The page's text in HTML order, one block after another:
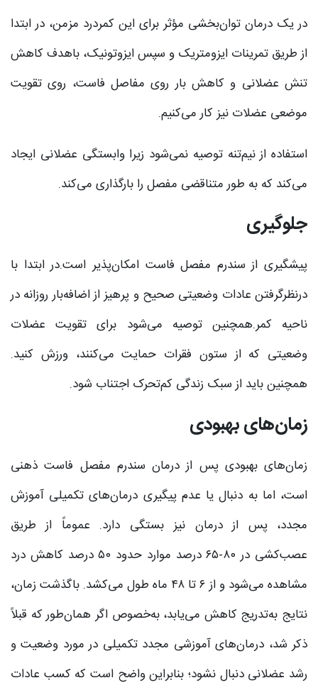
در یک درمان توان‌بخشی مؤثر برای این کمردرد مزمن، در ابتدا
از طریق تمرینات ایزومتریک و سپس ایزوتونیک، باهدف کاهش
تنش عضلانی و کاهش بار روی مفاصل فاست، روی تقویت
موضعی عضلات نیز کار می‌کنیم.
استفاده از نیم‌تنه توصیه نمی‌شود زیرا وابستگی عضلانی ایجاد
می‌کند که به طور متناقضی مفصل را بارگذاری می‌کند.
جلوگیری
پیشگیری از سندرم مفصل فاست امکان‌پذیر است.در ابتدا با
درنظرگرفتن عادات وضعیتی صحیح و پرهیز از اضافه‌بار روزانه در
ناحیه کمر.همچنین توصیه می‌شود برای تقویت عضلات
وضعیتی که از ستون فقرات حمایت می‌کنند، ورزش کنید.
همچنین باید از سبک زندگی کم‌تحرک اجتناب شود.
زمان‌های بهبودی
زمان‌های بهبودی پس از درمان سندرم مفصل فاست ذهنی
است، اما به دنبال یا عدم پیگیری درمان‌های تکمیلی آموزش
مجدد، پس از درمان نیز بستگی دارد. عموماً از طریق
عصب‌کشی در ۸۰-۶۵ درصد موارد حدود ۵۰ درصد کاهش درد
مشاهده می‌شود و از ۶ تا ۴۸ ماه طول می‌کشد. باگذشت زمان،
نتایج به‌تدریج کاهش می‌یابد، به‌خصوص اگر همان‌طور که قبلاً
ذکر شد، درمان‌های آموزشی مجدد تکمیلی در مورد وضعیت و
رشد عضلانی دنبال نشود؛ بنابراین واضح است که کسب عادات